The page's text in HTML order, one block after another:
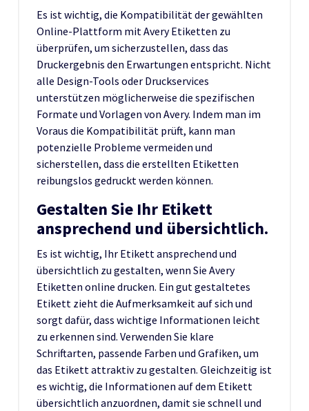
Es ist wichtig, die Kompatibilität der gewählten
Online-Plattform mit Avery Etiketten zu
überprüfen, um sicherzustellen, dass das
Druckergebnis den Erwartungen entspricht. Nicht
alle Design-Tools oder Druckservices
unterstützen möglicherweise die spezifischen
Formate und Vorlagen von Avery. Indem man im
Voraus die Kompatibilität prüft, kann man
potenzielle Probleme vermeiden und
sicherstellen, dass die erstellten Etiketten
reibungslos gedruckt werden können.
Gestalten Sie Ihr Etikett
ansprechend und übersichtlich.
Es ist wichtig, Ihr Etikett ansprechend und
übersichtlich zu gestalten, wenn Sie Avery
Etiketten online drucken. Ein gut gestaltetes
Etikett zieht die Aufmerksamkeit auf sich und
sorgt dafür, dass wichtige Informationen leicht
zu erkennen sind. Verwenden Sie klare
Schriftarten, passende Farben und Grafiken, um
das Etikett attraktiv zu gestalten. Gleichzeitig ist
es wichtig, die Informationen auf dem Etikett
übersichtlich anzuordnen, damit sie schnell und